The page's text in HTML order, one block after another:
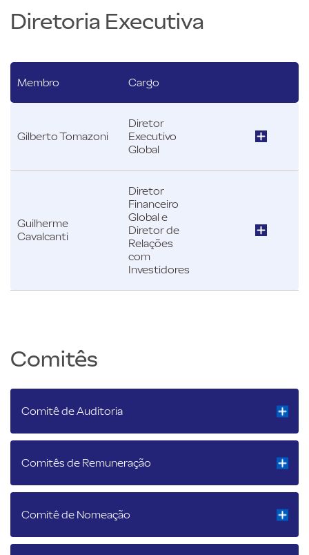
Diretoria Executiva
Membro Cargo
Gilberto Tomazoni
Diretor
Executivo
Global
Guilherme
Cavalcanti
Diretor
Financeiro
Global e
Diretor de
Relações
com
Investidores
Comitês
Comitê de Auditoria
Comitês de Remuneração
Comitê de Nomeação